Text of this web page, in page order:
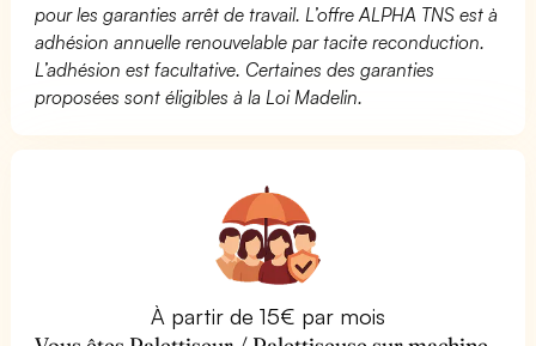
pour les garanties arrêt de travail. L’offre ALPHA TNS est à
adhésion annuelle renouvelable par tacite reconduction.
L’adhésion est facultative. Certaines des garanties
proposées sont éligibles à la Loi Madelin.
À partir de 15€ par mois